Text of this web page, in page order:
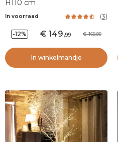
H110 cm
In voorraad (3)
-12% 149,99 169,99
In winkelmandje